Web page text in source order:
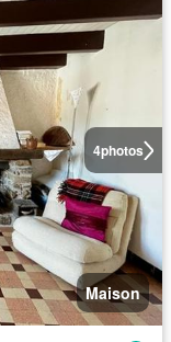
4photos
Maison